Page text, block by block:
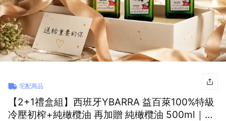
宅配商品
【2+1禮盒組】西班牙YBARRA 益百萊100%特級
冷壓初榨+純橄欖油 再加贈 純橄欖油 500ml｜獅